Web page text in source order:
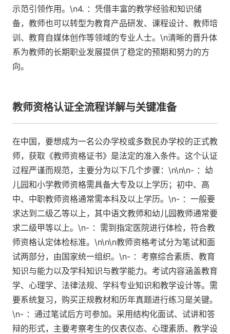
示范引领作用。\n4. ：凭借丰富的教学经验和知识储
备，教师也可以转型为教育产品研发、课程设计、教师培
训、教育自媒体创作等领域的专业人士。\n清晰的晋升体
系为教师的长期职业发展提供了稳定的预期和努力的方
向。
教师资格认证全流程详解与关键准备
在中国，要想成为一名公办学校或多数民办学校的正式教
师，获取《教师资格证书》是法定的准入条件。这个认证
过程严谨而规范，主要分为以下几个步骤：\n\n\n- ：幼
儿园和小学教师资格需具备大专及以上学历；初中、高
中、中职教师资格通常需本科及以上学历。\n- ：一般要
求达到二级乙等以上，其中语文教师和幼儿园教师通常要
求二级甲等以上。\n- ：需到指定医院进行体检，符合教
师资格认定体检标准。\n\n\n教师资格考试分为笔试和面
试两部分，由国家统一组织。\n- ：考察综合素质、教育
知识与能力以及学科知识与教学能力。考试内容涵盖教育
学、心理学、法律法规、学科专业知识和教学设计等。需
要系统复习，购买正规教材和历年真题进行练习是关键。
\n- ：通过笔试后方可参加。采用结构化面试、试讲和答
辩的形式，主要考察考生的仪表仪态、心理素质、教学设